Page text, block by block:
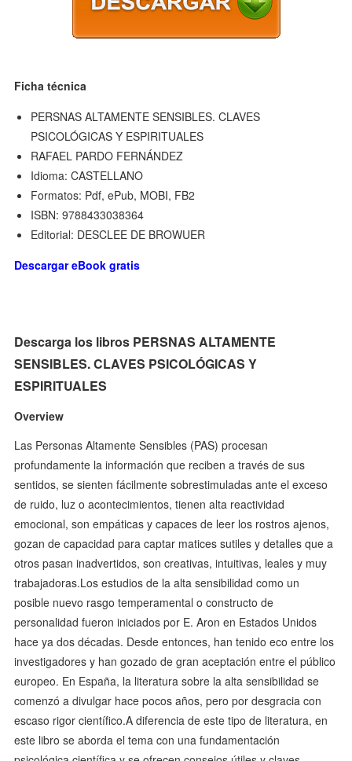
Ficha técnica
PERSNAS ALTAMENTE SENSIBLES. CLAVES
PSICOLÓGICAS Y ESPIRITUALES
RAFAEL PARDO FERNÁNDEZ
Idioma: CASTELLANO
Formatos: Pdf, ePub, MOBI, FB2
ISBN: 9788433038364
Editorial: DESCLEE DE BROWUER
Descargar eBook gratis
Descarga los libros PERSNAS ALTAMENTE
SENSIBLES. CLAVES PSICOLÓGICAS Y
ESPIRITUALES
Overview
Las Personas Altamente Sensibles (PAS) procesan
profundamente la información que reciben a través de sus
sentidos, se sienten fácilmente sobrestimuladas ante el exceso
de ruido, luz o acontecimientos, tienen alta reactividad
emocional, son empáticas y capaces de leer los rostros ajenos,
gozan de capacidad para captar matices sutiles y detalles que a
otros pasan inadvertidos, son creativas, intuitivas, leales y muy
trabajadoras.Los estudios de la alta sensibilidad como un
posible nuevo rasgo temperamental o constructo de
personalidad fueron iniciados por E. Aron en Estados Unidos
hace ya dos décadas. Desde entonces, han tenido eco entre los
investigadores y han gozado de gran aceptación entre el público
europeo. En España, la literatura sobre la alta sensibilidad se
comenzó a divulgar hace pocos años, pero por desgracia con
escaso rigor científico.A diferencia de este tipo de literatura, en
este libro se aborda el tema con una fundamentación